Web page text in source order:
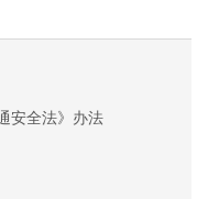
安全法》办法